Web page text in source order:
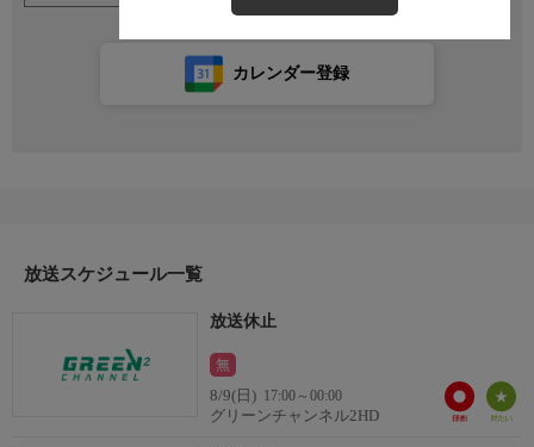
カレンダー登録
放送スケジュール一覧
放送休止
無
8/9(日) 17:00～00:00
グリーンチャンネル2HD